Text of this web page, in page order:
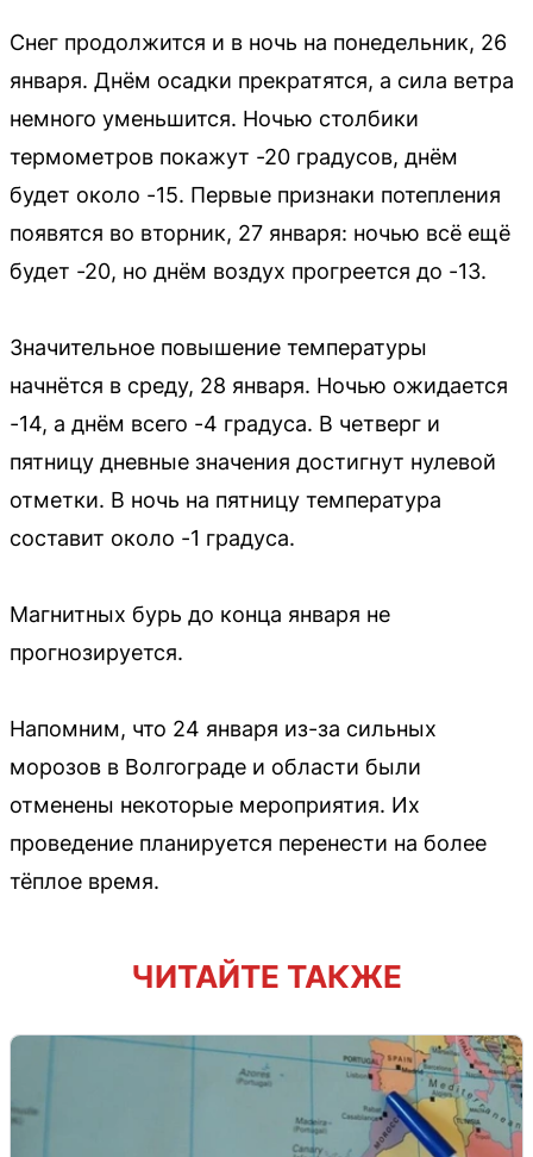
Снег продолжится и в ночь на понедельник, 26
января. Днём осадки прекратятся, а сила ветра
немного уменьшится. Ночью столбики
термометров покажут -20 градусов, днём
будет около -15. Первые признаки потепления
появятся во вторник, 27 января: ночью всё ещё
будет -20, но днём воздух прогреется до -13.
Значительное повышение температуры
начнётся в среду, 28 января. Ночью ожидается
-14, а днём всего -4 градуса. В четверг и
пятницу дневные значения достигнут нулевой
отметки. В ночь на пятницу температура
составит около -1 градуса.
Магнитных бурь до конца января не
прогнозируется.
Напомним, что 24 января из-за сильных
морозов в Волгограде и области были
отменены некоторые мероприятия. Их
проведение планируется перенести на более
тёплое время.
ЧИТАЙТЕ ТАКЖЕ